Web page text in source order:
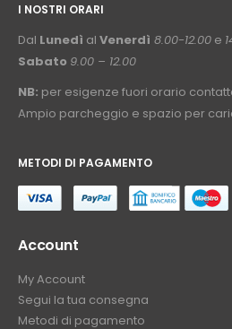
I NOSTRI ORARI
Dal Lunedì al Venerdì 8.00-12.00 e
Sabato 9.00 – 12.00
NB: per esigenze fuori orario
Ampio parcheggio e spazio per
METODI DI PAGAMENTO
Account
My Account
Segui la tua consegna
Metodi di pagamento